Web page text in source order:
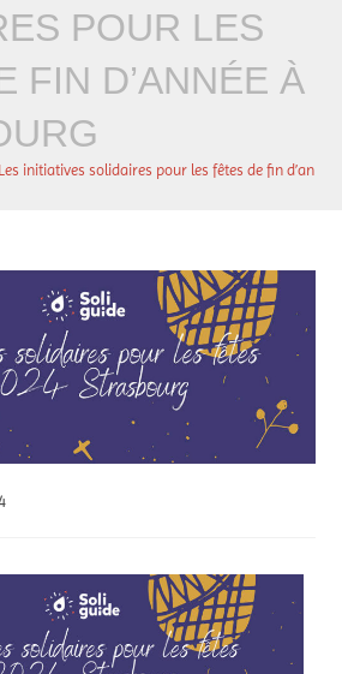
POUR LES
FIN D’ANNÉE À
Les initiatives solidaires pour les fêtes de fin